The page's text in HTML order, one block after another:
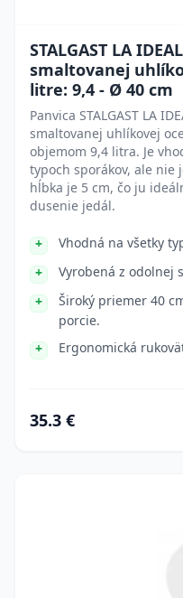
STALGAST LA
smaltovanej
litre: 9,4 - Ø 40 cm
Panvica STALGAST LA
smaltovanej uhlíkovej
objemom 9,4 litra. Je
typoch sporákov, ale nie
hĺbka je 5 cm, čo ju
dusenie jedál.
Vhodná na všetky
Vyrobená z odolnej
Široký priemer 40
porcie.
Ergonomická
35.3 €